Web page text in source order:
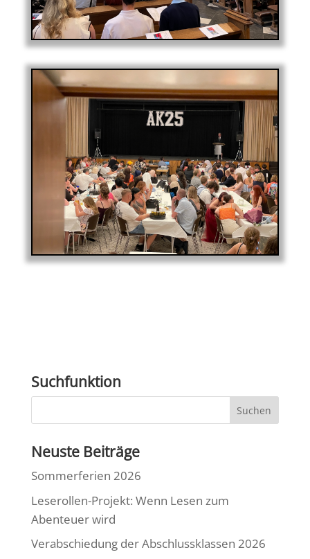
Suchfunktion
Neuste Beiträge
Sommerferien 2026
Leserollen-Projekt: Wenn Lesen zum
Abenteuer wird
Verabschiedung der Abschlussklassen 2026